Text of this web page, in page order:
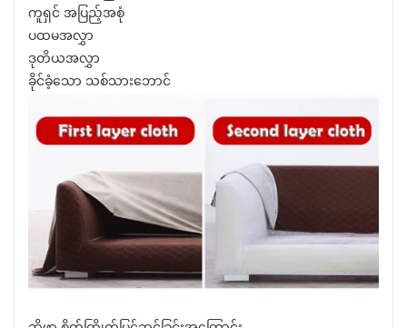
ကူရှင် အပြည့်အစုံ
ပထမအလွှာ
ဒုတိယအလွှာ
ခိုင်ခံ့သော သစ်သားဘောင်